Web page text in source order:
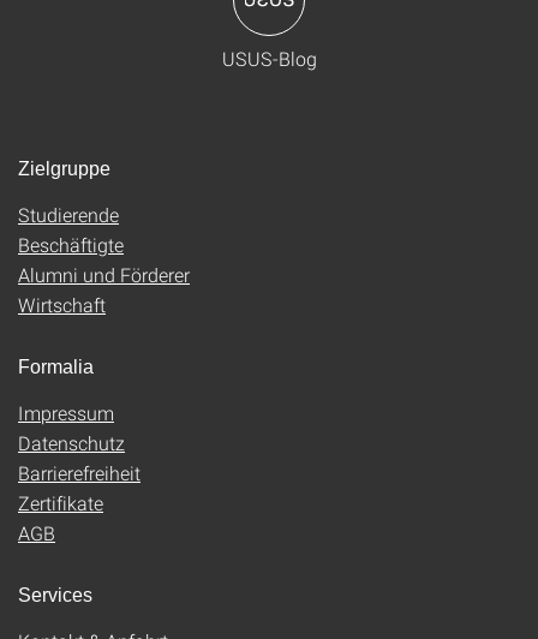
USUS-Blog
Zielgruppe
Studierende
Beschäftigte
Alumni und Förderer
Wirtschaft
Formalia
Impressum
Datenschutz
Barrierefreiheit
Zertifikate
AGB
Services